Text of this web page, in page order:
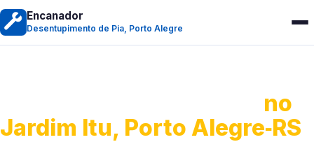
Encanador
Desentupimento de Pia, Porto Alegre
no
Jardim Itu, Porto Alegre‑RS